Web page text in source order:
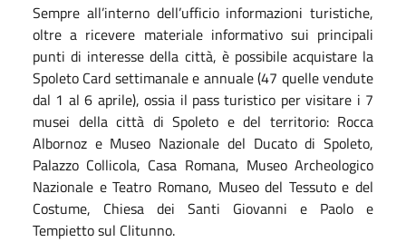
Sempre all’interno dell’ufficio informazioni turistiche,
oltre a ricevere materiale informativo sui principali
punti di interesse della città, è possibile acquistare la
Spoleto Card settimanale e annuale (47 quelle vendute
dal 1 al 6 aprile), ossia il pass turistico per visitare i 7
musei della città di Spoleto e del territorio: Rocca
Albornoz e Museo Nazionale del Ducato di Spoleto,
Palazzo Collicola, Casa Romana, Museo Archeologico
Nazionale e Teatro Romano, Museo del Tessuto e del
Costume, Chiesa dei Santi Giovanni e Paolo e
Tempietto sul Clitunno.